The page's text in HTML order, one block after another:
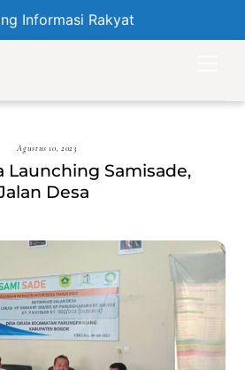
Informasi Rakyat
Agustus 10, 2023
Launching Samisade,
Desa